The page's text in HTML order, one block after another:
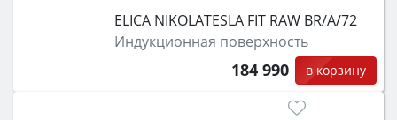
ELICA NIKOLATESLA FIT RAW BR/A/72
Индукционная поверхность
184 990 в корзину